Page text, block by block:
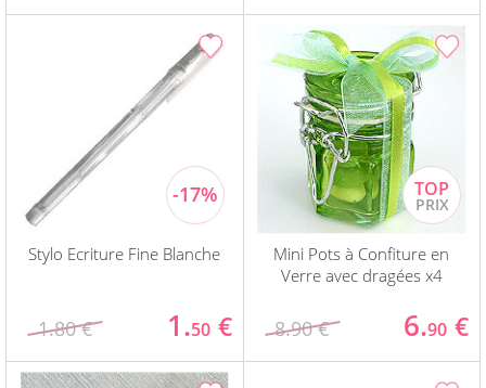
Stylo Ecriture Fine Blanche
1.80 € 1.50 €
Mini Pots à Confiture en
Verre avec dragées x4
8.90 € 6.90 €